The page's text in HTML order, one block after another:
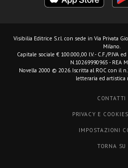
Visibilia Editrice S.r.l. con sede in Via Privata
Milano.
Capitale sociale € 100.000,00 I.V. - C.F./P.IVA
N.10269990965 - REA
Novella 2000 © 2026. Iscritta al ROC con il
letteraria ed artistica
CONTATTI
PRIVACY E
IMPOSTAZIONI
TORNA SU